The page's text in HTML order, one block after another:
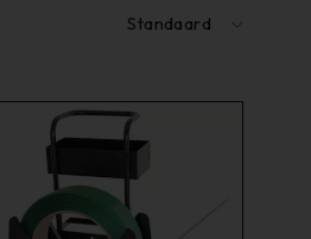
Standaard